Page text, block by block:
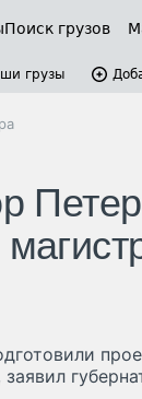
Поиск грузов
грузы